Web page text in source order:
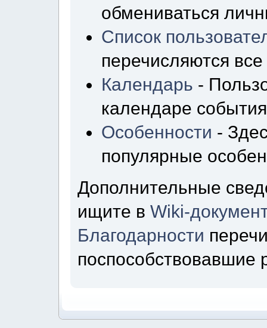
обмениваться
Список
перечисляются
Календарь -
календаре
Особенности -
популярные
Дополнительные
ищите вWiki-
Благодарности
поспособствовавшие